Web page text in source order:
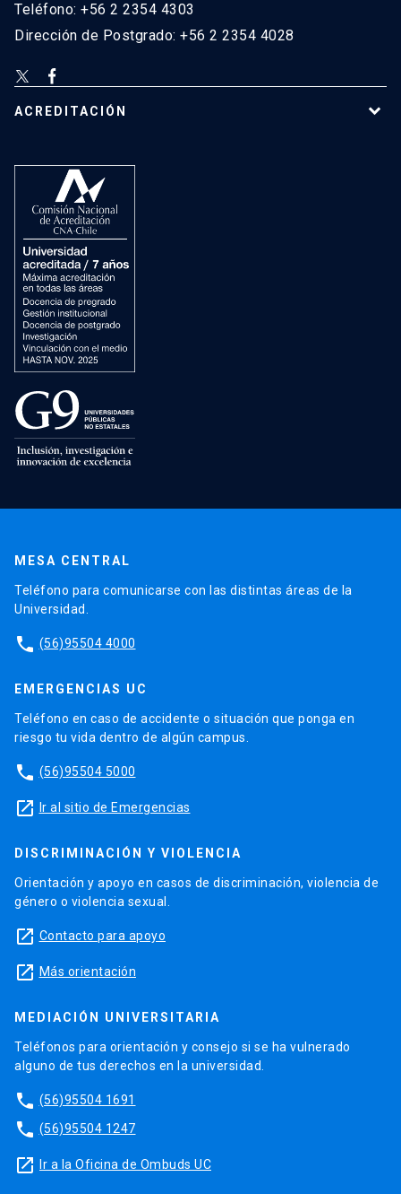
Teléfono: +56 2 2354 4303
Dirección de Postgrado: +56 2 2354 4028
ACREDITACIÓN
MESA CENTRAL
Teléfono para comunicarse con las distintas áreas de la
Universidad.
phone (56)95504 4000
EMERGENCIAS UC
Teléfono en caso de accidente o situación que ponga en
riesgo tu vida dentro de algún campus.
phone (56)95504 5000
launch Ir al sitio de Emergencias
DISCRIMINACIÓN Y VIOLENCIA
Orientación y apoyo en casos de discriminación, violencia de
género o violencia sexual.
launch Contacto para apoyo
launch Más orientación
MEDIACIÓN UNIVERSITARIA
Teléfonos para orientación y consejo si se ha vulnerado
alguno de tus derechos en la universidad.
phone (56)95504 1691
phone (56)95504 1247
launch Ir a la Oficina de Ombuds UC